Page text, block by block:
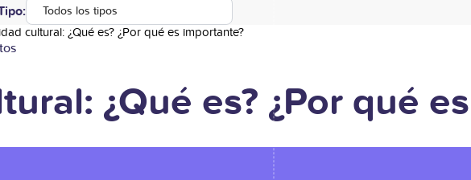
Todos los tipos
cultural: ¿Qué es? ¿Por qué es importante?
¿Qué es? ¿Por qué